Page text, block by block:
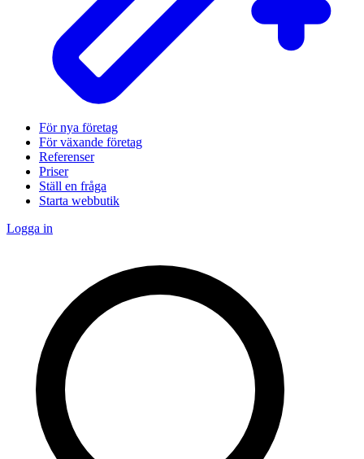
För nya företag
För växande företag
Referenser
Priser
Ställ en fråga
Starta webbutik
Logga in